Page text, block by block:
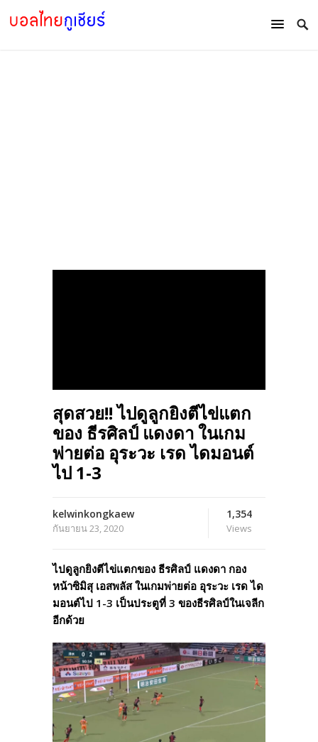
สุดสวย!! ไปดูลูกยิงตีไข่แตก
ของ ธีรศิลป์ แดงดา ในเกม
พ่ายต่อ อุระวะ เรด ไดมอนต์
ไป 1-3
kelwinkongkaew
กันยายน 23, 2020
1,354
Views
ไปดูลูกยิงตีไข่แตกของ ธีรศิลป์ แดงดา กอง
หน้าซิมิสุ เอสพลัส ในเกมพ่ายต่อ อุระวะ เรด ได
มอนต์ไป 1-3 เป็นประตูที่ 3 ของธีรศิลป์ในเจลีก
อีกด้วย